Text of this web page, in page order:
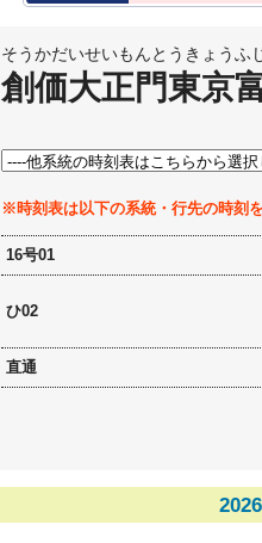
そうかだいせいもんとうきょうふ
創価大正門東京
※時刻表は以下の系統・行先の時刻
16号01
ひ02
直通